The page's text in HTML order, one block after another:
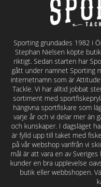
Sporting grundades 1982 i
Stephan Nielsen köpte
riktigt. Sedan starten har
gått under namnet Sporting
internetnamn som är
Tackle. Vi har alltid jobbat
sortiment med
hängivna sportfiskare som
varje år och vi delar mer än
och kunskaper. I dagsläget
är fylld upp till taket med
på vår webshop varifrån vi
mål är att vara en av
kunder en bra upplevelse
butik eller webbshopen.